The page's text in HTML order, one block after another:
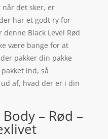
det sker, er
har et godt ry for
Black Level Rød
være bange for at
pakker din pakke
ind, så
af, hvad der er i din
– Rød –